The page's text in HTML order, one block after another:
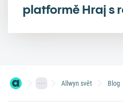
platformě Hraj s
Allwyn svět Blog